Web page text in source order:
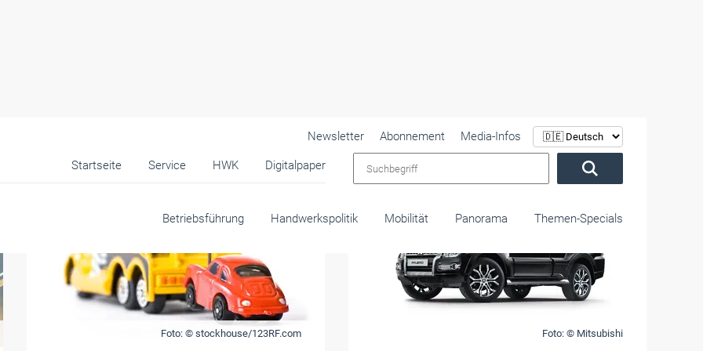
Startseite Service HWK Digitalpaper
Newsletter Abonnement
Media-Infos
Betriebsführung Handwerkspolitik Mobilität Panorama Themen-Specials
Foto: © stockhouse/123RF.com Foto: © Mitsubishi